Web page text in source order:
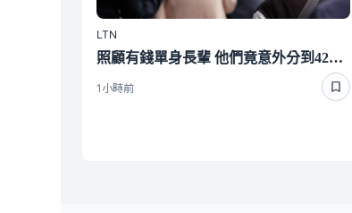
LTN
照顧有錢單身長輩 他們竟意外分到4220萬遺產 背後真相曝光了
1小時前